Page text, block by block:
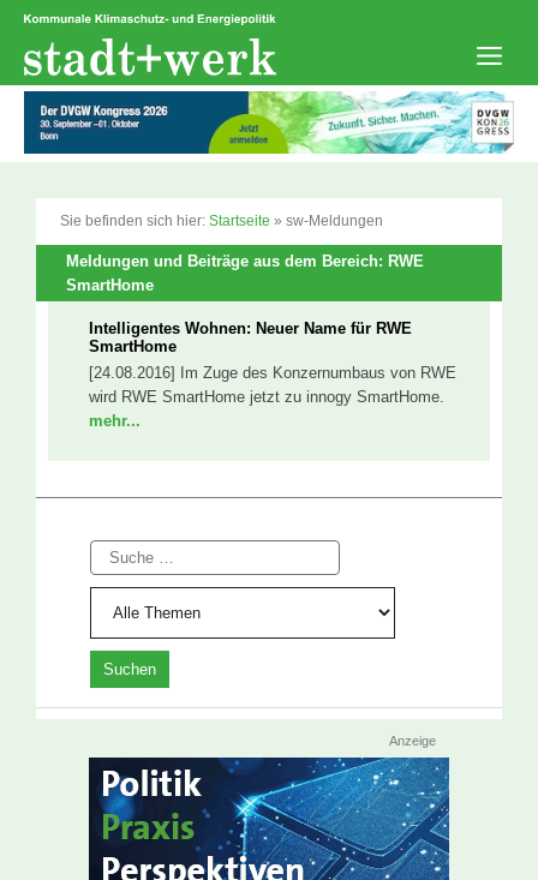
Zum
springen
Sie befinden sich hier: Startseite » sw-Meldungen
Meldungen und Beiträge aus dem Bereich: RWE
SmartHome
Intelligentes Wohnen: Neuer Name für RWE
SmartHome
[24.08.2016] Im Zuge des Konzernumbaus von RWE
wird RWE SmartHome jetzt zu innogy SmartHome.
mehr...
Suche
Anzeige